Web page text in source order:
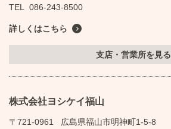
TEL
086-243-8500
詳しくはこちら
支店・営業所を見る
株式会社ヨシケイ福山
〒721-0961
広島県福山市明神町1-5-8